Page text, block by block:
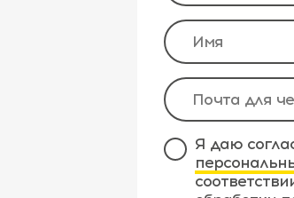
Я даю